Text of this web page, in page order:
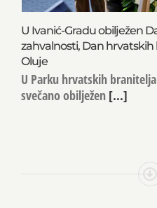
U Ivanić-Gradu obilježen
zahvalnosti, Dan hrvatskih
Oluje
U Parku hrvatskih
svečano obilježen [...]